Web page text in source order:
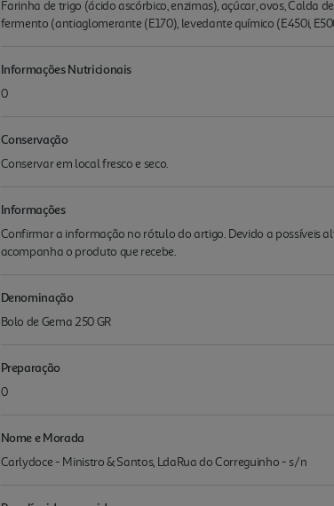
Farinha de trigo (ácido ascórbico, enzimas), açúcar, ovos, Calda
fermento (antiaglomerante (E170), levedante químico (E450i,
Informações Nutricionais
0
Conservação
Conservar em local fresco e seco.
Informações
Confirmar a informação no rótulo do artigo. Devido a possíveis
acompanha o produto que recebe.
Denominação
Bolo de Gema 250 GR
Preparação
0
Nome e Morada
Carlydoce - Ministro & Santos, LdaRua do Correguinho - s/n